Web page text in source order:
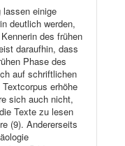
lassen einige
deutlich werden,
des frühen
daraufhin, dass
Phase des
auf schriftlichen
erhöhe
sich auch nicht,
Texte zu lesen
(9). Andererseits